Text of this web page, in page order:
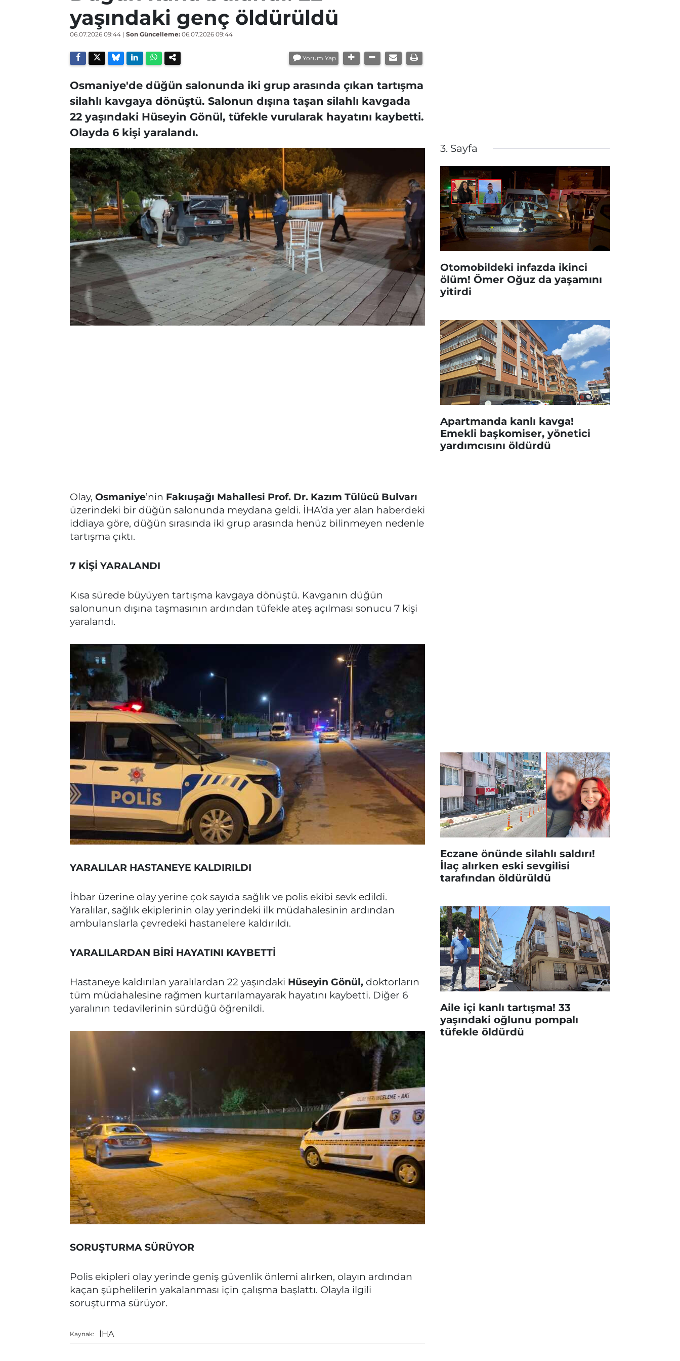
yaşındaki genç öldürüldü
06.07.2026 09:44 | Son Güncelleme: 06.07.2026 09:44
Yorum Yap
Osmaniye'de düğün salonunda iki grup arasında çıkan tartışma
silahlı kavgaya dönüştü. Salonun dışına taşan silahlı kavgada
22 yaşındaki Hüseyin Gönül, tüfekle vurularak hayatını kaybetti.
Olayda 6 kişi yaralandı.
Olay, Osmaniye’nin Fakıuşağı Mahallesi Prof. Dr. Kazım Tülücü Bulvarı
üzerindeki bir düğün salonunda meydana geldi. İHA’da yer alan haberdeki
iddiaya göre, düğün sırasında iki grup arasında henüz bilinmeyen nedenle
tartışma çıktı.
7 KİŞİ YARALANDI
Kısa sürede büyüyen tartışma kavgaya dönüştü. Kavganın düğün
salonunun dışına taşmasının ardından tüfekle ateş açılması sonucu 7 kişi
yaralandı.
YARALILAR HASTANEYE KALDIRILDI
İhbar üzerine olay yerine çok sayıda sağlık ve polis ekibi sevk edildi.
Yaralılar, sağlık ekiplerinin olay yerindeki ilk müdahalesinin ardından
ambulanslarla çevredeki hastanelere kaldırıldı.
YARALILARDAN BİRİ HAYATINI KAYBETTİ
Hastaneye kaldırılan yaralılardan 22 yaşındaki Hüseyin Gönül, doktorların
tüm müdahalesine rağmen kurtarılamayarak hayatını kaybetti. Diğer 6
yaralının tedavilerinin sürdüğü öğrenildi.
SORUŞTURMA SÜRÜYOR
Polis ekipleri olay yerinde geniş güvenlik önlemi alırken, olayın ardından
kaçan şüphelilerin yakalanması için çalışma başlattı. Olayla ilgili
soruşturma sürüyor.
Kaynak: İHA
3. Sayfa
Otomobildeki infazda ikinci
ölüm! Ömer Oğuz da yaşamını
yitirdi
Apartmanda kanlı kavga!
Emekli başkomiser, yönetici
yardımcısını öldürdü
Eczane önünde silahlı saldırı!
İlaç alırken eski sevgilisi
tarafından öldürüldü
Aile içi kanlı tartışma! 33
yaşındaki oğlunu pompalı
tüfekle öldürdü